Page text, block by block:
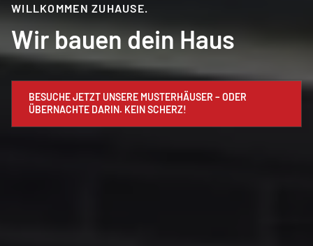
WILLKOMMEN ZUHAUSE.
Wir bauen dein Haus
BESUCHE JETZT UNSERE MUSTERHÄUSER – ODER
ÜBERNACHTE DARIN. KEIN SCHERZ!